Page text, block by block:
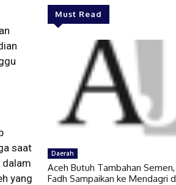
saat
dalam
yang
Must Read
Daerah
Aceh Butuh Tambahan
Fadh Sampaikan ke Mendagri